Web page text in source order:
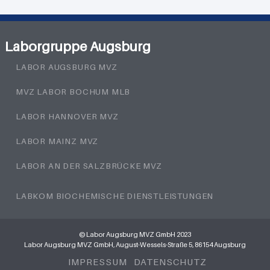
© Labor Augsburg MVZ GmbH 2023
Labor Augsburg MVZ GmbH, August-Wessels-Straße 5, 86154 Augsburg
IMPRESSUM DATENSCHUTZ
Laborgruppe Augsburg
LABOR AUGSBURG MVZ
MVZ LABOR BOCHUM MLB
LABOR HANNOVER MVZ
LABOR MAINZ MVZ
LABOR AN DER SALZBRÜCKE MVZ
LABKOM BIOCHEMISCHE DIENSTLEISTUNGEN